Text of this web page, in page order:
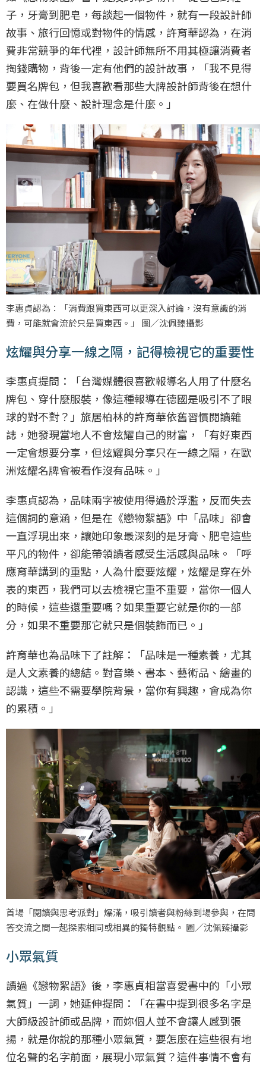
子，牙膏到肥皂，每談起一個物件，就有一段設計師
故事、旅行回憶或對物件的情感，許育華認為，在消
費非常競爭的年代裡，設計師無所不用其極讓消費者
掏錢購物，背後一定有他們的設計故事，「我不見得
要買名牌包，但我喜歡看那些大牌設計師背後在想什
麼、在做什麼、設計理念是什麼。」
李惠貞認為：「消費跟買東西可以更深入討論，沒有意識的消
費，可能就會流於只是買東西。」 圖／沈佩臻攝影
炫耀與分享一線之隔，記得檢視它的重要性
李惠貞提問：「台灣媒體很喜歡報導名人用了什麼名
牌包、穿什麼服裝，像這種報導在德國是吸引不了眼
球的對不對？」旅居柏林的許育華依舊習慣閱讀雜
誌，她發現當地人不會炫耀自己的財富，「有好東西
一定會想要分享，但炫耀與分享只在一線之隔，在歐
洲炫耀名牌會被看作沒有品味。」
李惠貞認為，品味兩字被使用得過於浮濫，反而失去
這個詞的意涵，但是在《戀物絮語》中「品味」卻會
一直浮現出來，讓她印象最深刻的是牙膏、肥皂這些
平凡的物件，卻能帶領讀者感受生活感與品味。「呼
應育華講到的重點，人為什麼要炫耀，炫耀是穿在外
表的東西，我們可以去檢視它重不重要，當你一個人
的時候，這些還重要嗎？如果重要它就是你的一部
分，如果不重要那它就只是個裝飾而已。」
許育華也為品味下了註解：「品味是一種素養，尤其
是人文素養的總結。對音樂、書本、藝術品、繪畫的
認識，這些不需要學院背景，當你有興趣，會成為你
的累積。」
首場「閱讀與思考派對」爆滿，吸引讀者與粉絲到場參與，在問
答交流之間一起探索相同或相異的獨特觀點。 圖／沈佩臻攝影
小眾氣質
讀過《戀物絮語》後，李惠貞相當喜愛書中的「小眾
氣質」一詞，她延伸提問：「在書中提到很多名字是
大師級設計師或品牌，而妳個人並不會讓人感到張
揚，就是你說的那種小眾氣質，要怎麼在這些很有地
位名聲的名字前面，展現小眾氣質？這件事情不會有